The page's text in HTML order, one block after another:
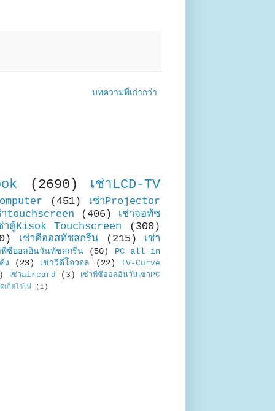
บทความที่เก่ากว่า
(2690)
เช่าLCD-TV
(451)
เช่าProjector
าtouchscreen (406)
เช่าจอทัช
าตู้Kisok Touchscreen
(300)
เช่าคีออสทัชสกรีน (215)
เช่า
พีซีออลอินวันทัชสกรีน (50)
PC all in
ง (23) เช่าวีดีโอวอล (22)
TV-Curve
เช่าaircard (3)
เช่าพีซีออลอินวันเช่าPC
เก็ตไวไฟ (1)